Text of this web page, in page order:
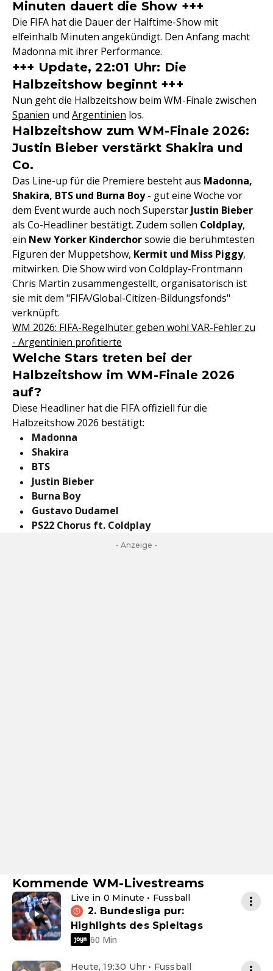
Minuten dauert die Show +++
Die FIFA hat die Dauer der Halftime-Show mit
elfeinhalb Minuten angekündigt. Den Anfang macht
Madonna mit ihrer Performance.
+++ Update, 22:01 Uhr: Die
Halbzeitshow beginnt +++
Nun geht die Halbzeitshow beim WM-Finale zwischen
Spanien und Argentinien los.
Halbzeitshow zum WM-Finale 2026:
Justin Bieber verstärkt Shakira und
Co.
Das Line-up für die Premiere besteht aus Madonna,
Shakira, BTS und Burna Boy- gut eine Woche vor
dem Event wurde auch noch Superstar Justin Bieber
als Co-Headliner bestätigt. Zudem sollen Coldplay,
ein New Yorker Kinderchorsowie die berühmtesten
Figuren der Muppetshow, Kermit und Miss Piggy,
mitwirken. Die Show wird von Coldplay-Frontmann
Chris Martin zusammengestellt, organisatorisch ist
sie mit dem "FIFA/Global-Citizen-Bildungsfonds"
verknüpft.
WM 2026: FIFA-Regelhüter geben wohl VAR-Fehler zu
- Argentinien profitierte
Welche Stars treten bei der
Halbzeitshow im WM-Finale 2026
auf?
Diese Headliner hat die FIFA offiziell für die
Halbzeitshow 2026 bestätigt:
Madonna
Shakira
BTS
Justin Bieber
Burna Boy
Gustavo Dudamel
PS22 Chorus ft. Coldplay
- Anzeige -
Kommende WM-Livestreams
Live in 0 Minute • Fussball
2. Bundesliga pur:
Highlights des Spieltags
60 Min
Heute, 19:30 Uhr • Fussball